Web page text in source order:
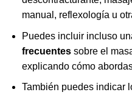
manual, reflexología u
Puedes incluir incluso
frecuentessobre el
explicando cómo
También puedes indicar